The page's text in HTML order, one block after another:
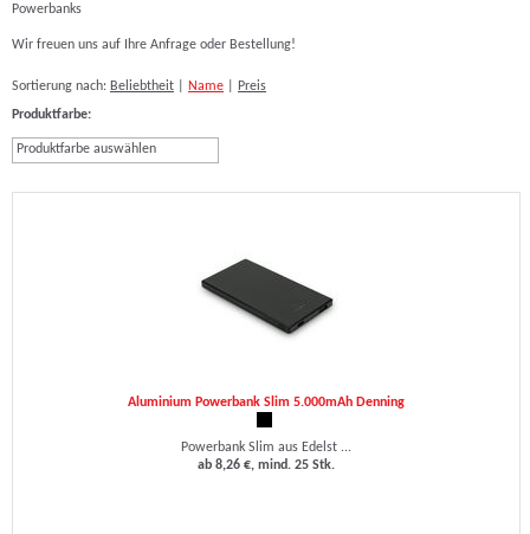
Powerbanks
Wir freuen uns auf Ihre Anfrage oder Bestellung!
Sortierung nach: Beliebtheit Name
Preis
Produktfarbe:
Produktfarbe auswählen
Aluminium Powerbank Slim 5.000mAh Denning
Powerbank Slim aus Edelst ...
ab 8,26 €, mind. 25 Stk.